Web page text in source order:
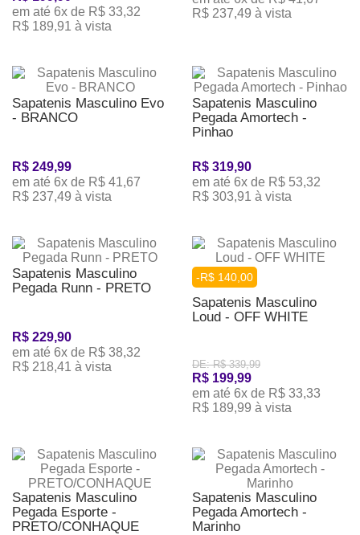
em até 6x de R$ 33,32
R$ 189,91 à vista
R$ 237,49 à vista
Sapatenis Masculino Evo
- BRANCO
R$ 249,99
em até 6x de R$ 41,67
R$ 237,49 à vista
Sapatenis Masculino
Pegada Amortech -
Pinhao
R$ 319,90
em até 6x de R$ 53,32
R$ 303,91 à vista
Sapatenis Masculino
Pegada Runn - PRETO
R$ 229,90
em até 6x de R$ 38,32
R$ 218,41 à vista
-R$ 140,00
Sapatenis Masculino
Loud - OFF WHITE
DE: R$ 339,99
R$ 199,99
em até 6x de R$ 33,33
R$ 189,99 à vista
Sapatenis Masculino
Pegada Esporte -
PRETO/CONHAQUE
Sapatenis Masculino
Pegada Amortech -
Marinho